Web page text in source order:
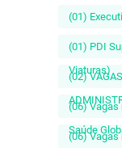
(01)
(01) PDI
Viaturas)
(02)
(06) Vagas
Saúde
(06) Vagas